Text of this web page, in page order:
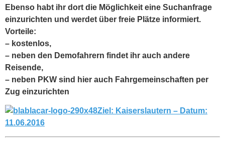
Ebenso habt ihr dort die Möglichkeit eine Suchanfrage
einzurichten und werdet über freie Plätze informiert.
Vorteile:
– kostenlos,
– neben den Demofahrern findet ihr auch andere
Reisende,
– neben PKW sind hier auch Fahrgemeinschaften per
Zug einzurichten
Ziel: Kaiserslautern – Datum:
11.06.2016